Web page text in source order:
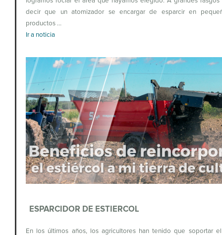
decir que un atomizador se encargar de esparcir en
productos …
Ir a noticia
ESPARCIDOR DE ESTIERCOL
En los últimos años, los agricultores han tenido que soportar